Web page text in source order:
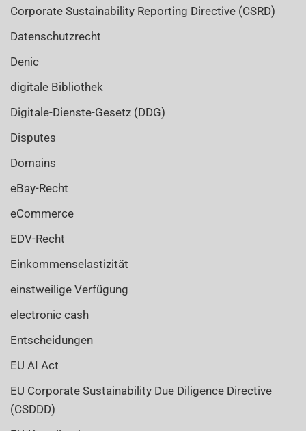
Corporate Sustainability Reporting Directive (CSRD)
Datenschutzrecht
Denic
digitale Bibliothek
Digitale-Dienste-Gesetz (DDG)
Disputes
Domains
eBay-Recht
eCommerce
EDV-Recht
Einkommenselastizität
einstweilige Verfügung
electronic cash
Entscheidungen
EU AI Act
EU Corporate Sustainability Due Diligence Directive
(CSDDD)